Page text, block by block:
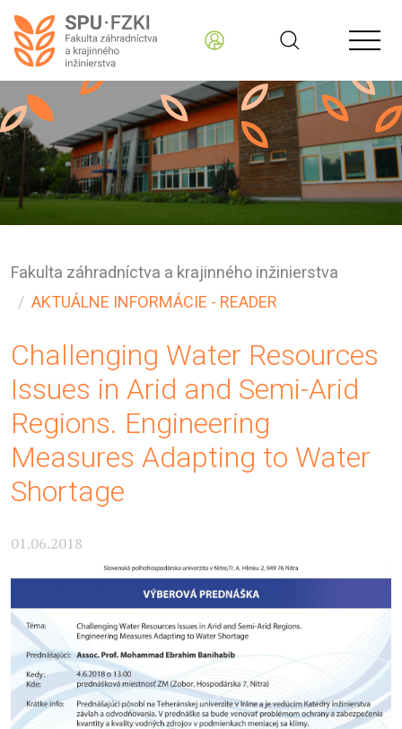
Fakulta záhradníctva a krajinného inžinierstva
AKTUÁLNE INFORMÁCIE - READER
Challenging Water Resources
Issues in Arid and Semi-Arid
Regions. Engineering
Measures Adapting to Water
Shortage
01.06.2018